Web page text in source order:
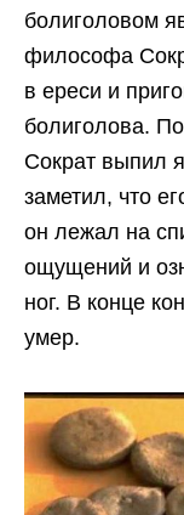
болиголовом
философа
в ереси и
болиголова.
Сократ выпил
заметил, что
он лежал на
ощущений и
ног. В конце
умер.